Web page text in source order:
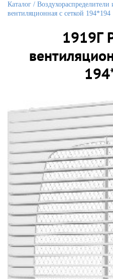
Каталог / Воздухораспределители
вентиляционная с сеткой 194*194
1919Г